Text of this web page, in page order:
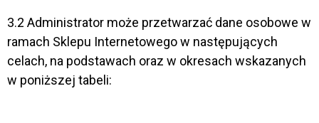
3.2 Administrator może przetwarzać dane osobowe w
ramach Sklepu Internetowego w następujących
celach, na podstawach oraz w okresach wskazanych
w poniższej tabeli: